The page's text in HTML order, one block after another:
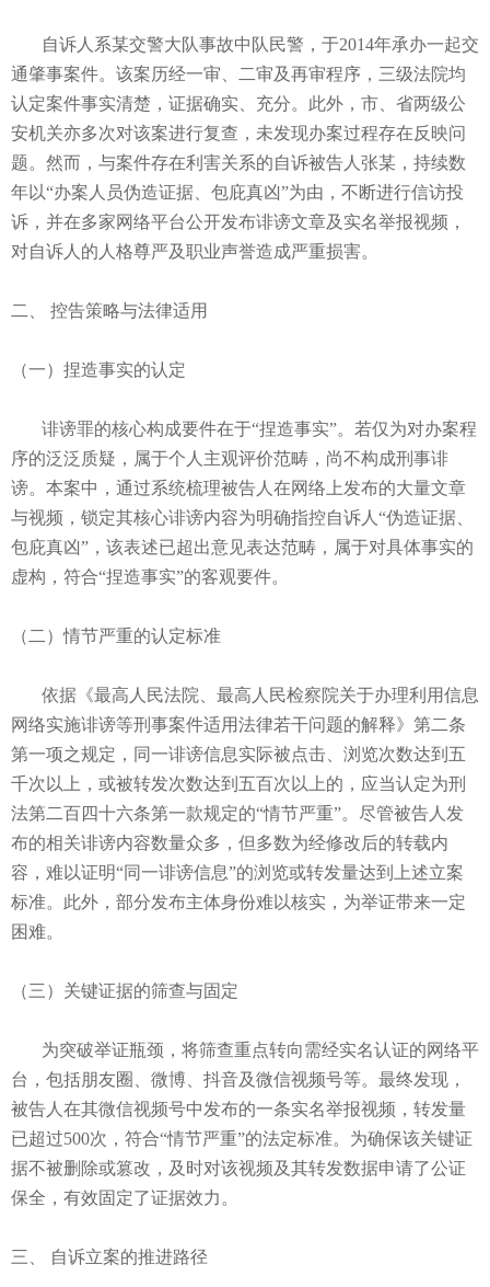
自诉人系某交警大队事故中队民警，于2014年承办一起交
通肇事案件。该案历经一审、二审及再审程序，三级法院均
认定案件事实清楚，证据确实、充分。此外，市、省两级公
安机关亦多次对该案进行复查，未发现办案过程存在反映问
题。然而，与案件存在利害关系的自诉被告人张某，持续数
年以“办案人员伪造证据、包庇真凶”为由，不断进行信访投
诉，并在多家网络平台公开发布诽谤文章及实名举报视频，
对自诉人的人格尊严及职业声誉造成严重损害。
二、 控告策略与法律适用
（一）捏造事实的认定
诽谤罪的核心构成要件在于“捏造事实”。若仅为对办案程
序的泛泛质疑，属于个人主观评价范畴，尚不构成刑事诽
谤。本案中，通过系统梳理被告人在网络上发布的大量文章
与视频，锁定其核心诽谤内容为明确指控自诉人“伪造证据、
包庇真凶”，该表述已超出意见表达范畴，属于对具体事实的
虚构，符合“捏造事实”的客观要件。
（二）情节严重的认定标准
依据《最高人民法院、最高人民检察院关于办理利用信息
网络实施诽谤等刑事案件适用法律若干问题的解释》第二条
第一项之规定，同一诽谤信息实际被点击、浏览次数达到五
千次以上，或被转发次数达到五百次以上的，应当认定为刑
法第二百四十六条第一款规定的“情节严重”。尽管被告人发
布的相关诽谤内容数量众多，但多数为经修改后的转载内
容，难以证明“同一诽谤信息”的浏览或转发量达到上述立案
标准。此外，部分发布主体身份难以核实，为举证带来一定
困难。
（三）关键证据的筛查与固定
为突破举证瓶颈，将筛查重点转向需经实名认证的网络平
台，包括朋友圈、微博、抖音及微信视频号等。最终发现，
被告人在其微信视频号中发布的一条实名举报视频，转发量
已超过500次，符合“情节严重”的法定标准。为确保该关键证
据不被删除或篡改，及时对该视频及其转发数据申请了公证
保全，有效固定了证据效力。
三、 自诉立案的推进路径